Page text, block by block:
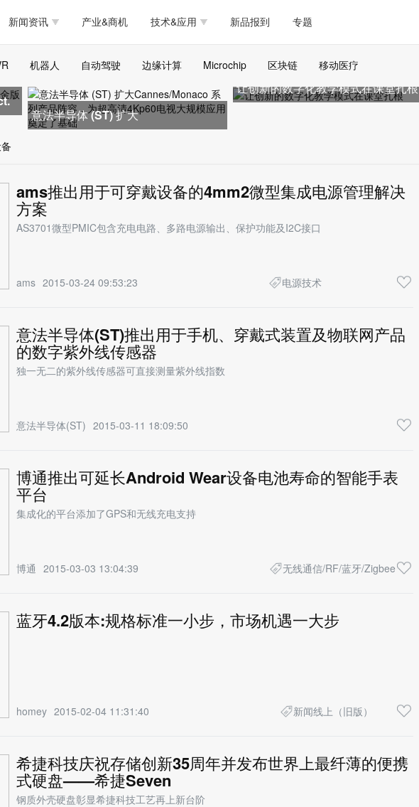
新闻资讯
半导体/零组件 测试量测 通信/网络
PC/周边 软件/工具 医疗电子
新能源 人工智能 安防监控
大数据/云 边缘计算 存储
产业&商机 技术&应用
模拟技术/时钟 5G/射频/微波 工艺/制造/材料
存储 无线连接 LED
安全
AR/VR/图像/3D 电源技术/信号链 接口
新品报到 专题
PC/周边 软件/工具 医疗电子
新能源 安防监控
马达电机技术 物联网
存储 无线连接 LED
汽车 可穿戴
DLP
机器人 自动驾驶 边缘计算 Microchip 区块链 移动医疗
意法半导体 (ST) 扩大
让创新的数字化教学模式在课堂扎根
ams推出用于可穿戴设备的4mm2微型集成电源管理解决
方案
AS3701微型PMIC包含充电电路、多路电源输出、保护功能及I2C接口
ams 2015-03-24 09:53:23 电源技术
意法半导体(ST)推出用于手机、穿戴式装置及物联网产品
的数字紫外线传感器
独一无二的紫外线传感器可直接测量紫外线指数
意法半导体(ST) 2015-03-11 18:09:50
博通推出可延长Android Wear设备电池寿命的智能手表
平台
集成化的平台添加了GPS和无线充电支持
博通 2015-03-03 13:04:39 无线通信/RF/蓝牙/Zigbee
蓝牙4.2版本:规格标准一小步，市场机遇一大步
homey 2015-02-04 11:31:40 新闻线上（旧版）
希捷科技庆祝存储创新35周年并发布世界上最纤薄的便携
式硬盘——希捷Seven
钢质外壳硬盘彰显希捷科技工艺再上新台阶